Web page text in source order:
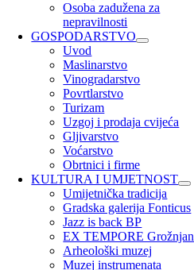
Osoba zadužena za
nepravilnosti
GOSPODARSTVO
Uvod
Maslinarstvo
Vinogradarstvo
Povrtlarstvo
Turizam
Uzgoj i prodaja cvijeća
Gljivarstvo
Voćarstvo
Obrtnici i firme
KULTURA I UMJETNOST
Umijetnička tradicija
Gradska galerija Fonticus
Jazz is back BP
EX TEMPORE Grožnjan
Arheološki muzej
Muzej instrumenata